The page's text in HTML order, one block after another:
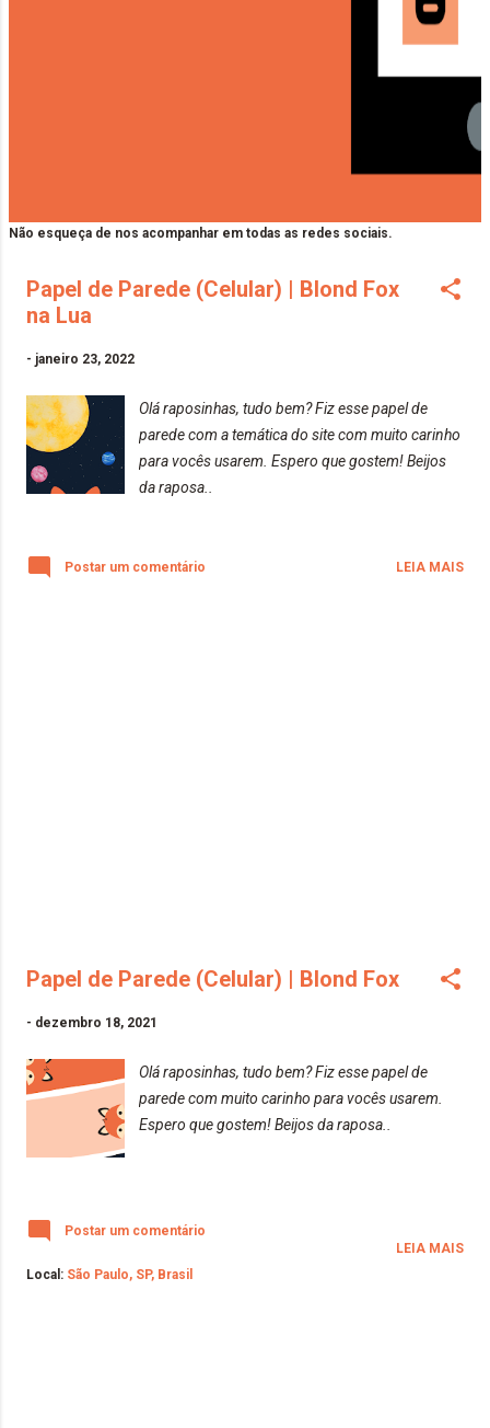
Não esqueça de nos acompanhar em todas as redes sociais.
Papel de Parede (Celular) | Blond Fox
na Lua
- janeiro 23, 2022
Olá raposinhas, tudo bem? Fiz esse papel de
parede com a temática do site com muito carinho
para vocês usarem. Espero que gostem! Beijos
da raposa..
Postar um comentário LEIA MAIS
Papel de Parede (Celular) | Blond Fox
- dezembro 18, 2021
Olá raposinhas, tudo bem? Fiz esse papel de
parede com muito carinho para vocês usarem.
Espero que gostem! Beijos da raposa..
Postar um comentário
Local: São Paulo, SP, Brasil
LEIA MAIS